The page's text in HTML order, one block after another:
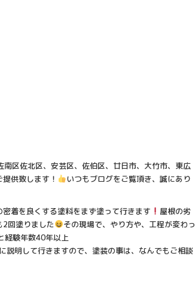
区佐北区、安芸区、佐伯区、廿日市、大竹市、東広
供致します！
いつもブログをご覧頂き、誠にあり
着を良くする塗料をまず塗って行きます
屋根の劣
回塗りました
その現場で、やり方や、工程が変わっ
経験年数40年以上
明して行きますので、塗装の事は、なんでもご相談